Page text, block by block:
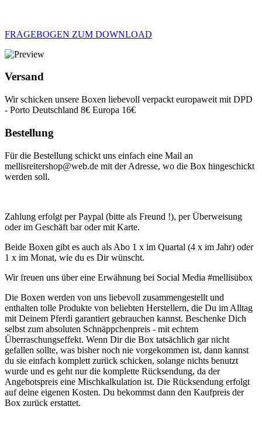
FRAGEBOGEN ZUM DOWNLOAD
Versand
Wir schicken unsere Boxen liebevoll verpackt europaweit mit DPD
- Porto Deutschland 8€ Europa 16€
Bestellung
Für die Bestellung schickt uns einfach eine Mail an
mellisreitershop@web.de mit der Adresse, wo die Box hingeschickt
werden soll.
Zahlung erfolgt per Paypal (bitte als Freund !), per Überweisung
oder im Geschäft bar oder mit Karte.
Beide Boxen gibt es auch als Abo 1 x im Quartal (4 x im Jahr) oder
1 x im Monat, wie du es Dir wünscht.
Wir freuen uns über eine Erwähnung bei Social Media #mellisübox
Die Boxen werden von uns liebevoll zusammengestellt und
enthalten tolle Produkte von beliebten Herstellern, die Du im Alltag
mit Deinem Pferdi garantiert gebrauchen kannst. Beschenke Dich
selbst zum absoluten Schnäppchenpreis - mit echtem
Überraschungseffekt. Wenn Dir die Box tatsächlich gar nicht
gefallen sollte, was bisher noch nie vorgekommen ist, dann kannst
du sie einfach komplett zurück schicken, solange nichts benutzt
wurde und es geht nur die komplette Rücksendung, da der
Angebotspreis eine Mischkalkulation ist. Die Rücksendung erfolgt
auf deine eigenen Kosten. Du bekommst dann den Kaufpreis der
Box zurück erstattet.